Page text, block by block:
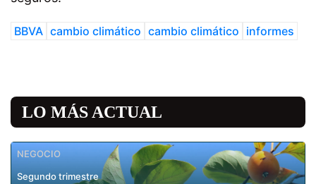
BBVA cambio climático cambio climático informes
LO MÁS ACTUAL
NEGOCIO
Segundo trimestre